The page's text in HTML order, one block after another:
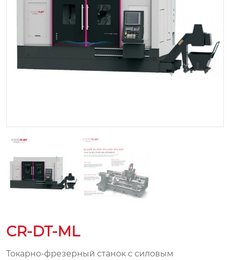
CR-DT-ML
Токарно-фрезерный станок с силовым